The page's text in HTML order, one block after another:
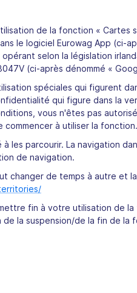
de la fonction « Cartes
le logiciel Eurowag App (ci-
selon la législation
(ci-après dénommé «
spéciales qui figurent
qui figure dans la
vous n'êtes pas
à utiliser la fonction.
les parcourir. La navigation
de navigation.
changer de temps à autre et
fin à votre utilisation de
la suspension/de la fin de la